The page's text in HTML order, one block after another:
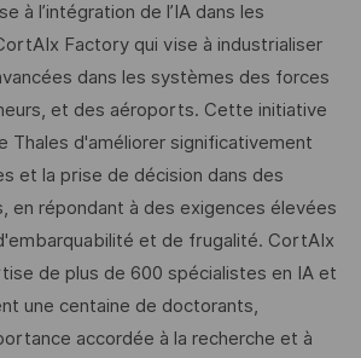
à l’intégration de l’IA dans les
Factory qui vise à industrialiser
dans les systèmes des forces
et des aéroports. Cette initiative
Thales d'améliorer significativement
et la prise de décision dans des
en répondant à des exigences élevées
et de frugalité. CortAIx
de plus de 600 spécialistes en IA et
une centaine de doctorants,
accordée à la recherche et à